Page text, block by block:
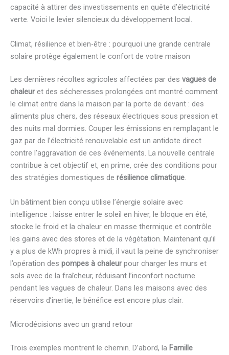
capacité à attirer des investissements en quête d’électricité
verte. Voici le levier silencieux du développement local.
Climat, résilience et bien-être : pourquoi une grande centrale
solaire protège également le confort de votre maison
Les dernières récoltes agricoles affectées par des vagues de
chaleur et des sécheresses prolongées ont montré comment
le climat entre dans la maison par la porte de devant : des
aliments plus chers, des réseaux électriques sous pression et
des nuits mal dormies. Couper les émissions en remplaçant le
gaz par de l’électricité renouvelable est un antidote direct
contre l’aggravation de ces événements. La nouvelle centrale
contribue à cet objectif et, en prime, crée des conditions pour
des stratégies domestiques de résilience climatique.
Un bâtiment bien conçu utilise l’énergie solaire avec
intelligence : laisse entrer le soleil en hiver, le bloque en été,
stocke le froid et la chaleur en masse thermique et contrôle
les gains avec des stores et de la végétation. Maintenant qu’il
y a plus de kWh propres à midi, il vaut la peine de synchroniser
l’opération des pompes à chaleur pour charger les murs et
sols avec de la fraîcheur, réduisant l’inconfort nocturne
pendant les vagues de chaleur. Dans les maisons avec des
réservoirs d’inertie, le bénéfice est encore plus clair.
Microdécisions avec un grand retour
Trois exemples montrent le chemin. D’abord, la Famille